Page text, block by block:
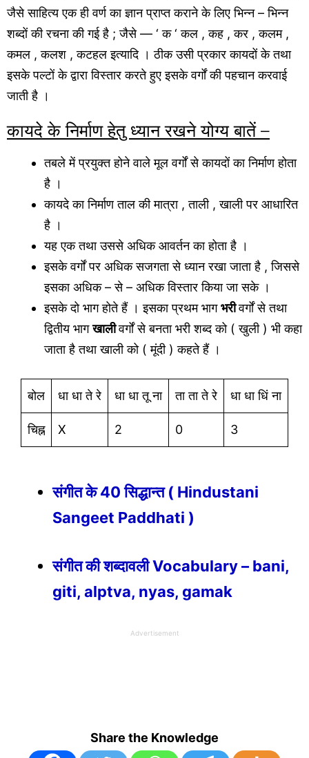
जैसे साहित्य एक ही वर्ण का ज्ञान प्राप्त कराने के लिए भिन्न – भिन्न
शब्दों की रचना की गई है ; जैसे — ‘ क ‘ कल , कह , कर , कलम ,
कमल , कलश , कटहल इत्यादि । ठीक उसी प्रकार कायदों के तथा
इसके पल्टों के द्वारा विस्तार करते हुए इसके वर्गों की पहचान करवाई
जाती है ।
कायदे के निर्माण हेतु ध्यान रखने योग्य बातें –
तबले में प्रयुक्त होने वाले मूल वर्गों से कायदों का निर्माण होता
है ।
कायदे का निर्माण ताल की मात्रा , ताली , खाली पर आधारित
है ।
यह एक तथा उससे अधिक आवर्तन का होता है ।
इसके वर्गों पर अधिक सजगता से ध्यान रखा जाता है , जिससे
इसका अधिक – से – अधिक विस्तार किया जा सके ।
इसके दो भाग होते हैं । इसका प्रथम भागभरीवर्गों से तथा
द्वितीय भागखालीवर्गों से बनता भरी शब्द को ( खुली ) भी कहा
जाता है तथा खाली को ( मूंदी ) कहते हैं ।
बोल धा धा ते रे धा धा तू ना ता ता ते रे धा धा धिं ना
चिह्न X 2 0 3
संगीत के 40 सिद्धान्त ( Hindustani
Sangeet Paddhati )
संगीत की शब्दावली Vocabulary – bani,
giti, alptva, nyas, gamak
Advertisement
Share the Knowledge